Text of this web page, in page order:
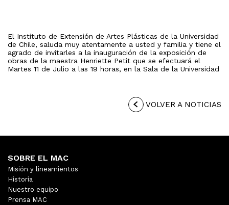
El Instituto de Extensión de Artes Plásticas de la Universidad
de Chile, saluda muy atentamente a usted y familia y tiene el
agrado de invitarles a la inauguración de la exposición de
obras de la maestra Henriette Petit que se efectuará el
Martes 11 de Julio a las 19 horas, en la Sala de la Universidad
VOLVER A NOTICIAS
SOBRE EL MAC
Misión y lineamientos
Historia
Nuestro equipo
Prensa MAC